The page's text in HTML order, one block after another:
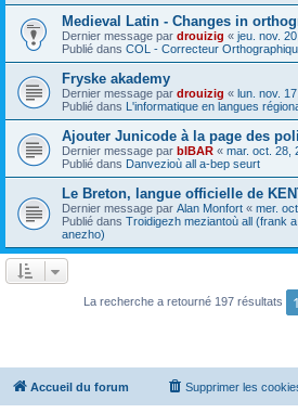
Medieval Latin - Changes in
Dernier message par drouizig « jeu. nov.
Publié dans COL - Correcteur
Fryske akademy
Dernier message par drouizig « lun. nov.
Publié dans L'informatique en langues
Ajouter Junicode à la page des
Dernier message par bIBAR « mar. oct. 28,
Publié dans Danvezioù all a-bep seurt
Le Breton, langue officielle de
Dernier message par Alan Monfort « mer.
Publié dans Troidigezh meziantoù all (frank
anezho)
La recherche a retourné 197 résultats 1
Accueil du forum Supprimer les